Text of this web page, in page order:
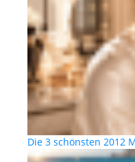
Die 3 schönsten 2012